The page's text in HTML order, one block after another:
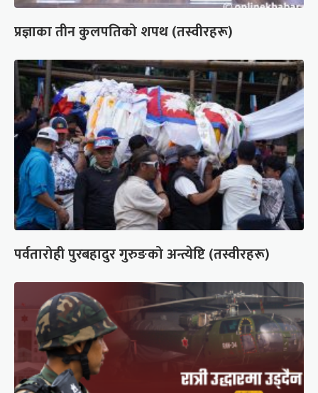
प्रज्ञाका तीन कुलपतिको शपथ (तस्वीरहरू)
पर्वतारोही पुरबहादुर गुरुङको अन्त्येष्टि (तस्वीरहरू)